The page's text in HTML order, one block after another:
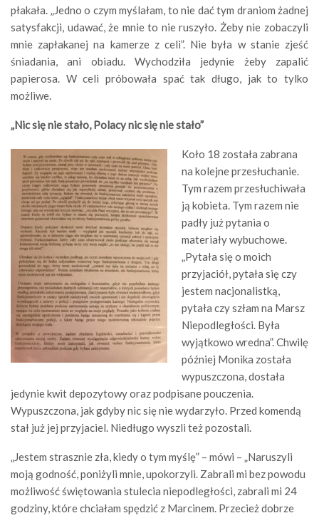
płakała. „Jedno o czym myślałam, to nie dać tym draniom żadnej
satysfakcji, udawać, że mnie to nie ruszyło. Żeby nie zobaczyli
mnie zapłakanej na kamerze z celi”. Nie była w stanie zjeść
śniadania, ani obiadu. Wychodziła jedynie żeby zapalić
papierosa. W celi próbowała spać tak długo, jak to tylko
możliwe.
„Nic się nie stało, Polacy nic się nie stało”
Koło 18 została zabrana
na kolejne przesłuchanie.
Tym razem przesłuchiwała
ją kobieta. Tym razem nie
padły już pytania o
materiały wybuchowe.
„Pytała się o moich
przyjaciół, pytała się czy
jestem nacjonalistką,
pytała czy szłam na Marsz
Niepodległości. Była
wyjątkowo wredna”. Chwilę
później Monika została
wypuszczona, dostała
jedynie kwit depozytowy oraz podpisane pouczenia.
Wypuszczona, jak gdyby nic się nie wydarzyło. Przed komendą
stał już jej przyjaciel. Niedługo wyszli też pozostali.
„Jestem strasznie zła, kiedy o tym myślę” – mówi – „Naruszyli
moją godność, poniżyli mnie, upokorzyli. Zabrali mi bez powodu
możliwość świętowania stulecia niepodległości, zabrali mi 24
godziny, które chciałam spędzić z Marcinem. Przecież dobrze